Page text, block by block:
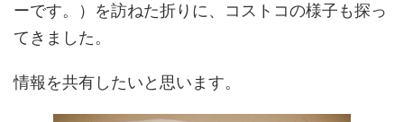
ーです。）を訪ねた折りに、コストコの様子も探っ
てきました。
情報を共有したいと思います。